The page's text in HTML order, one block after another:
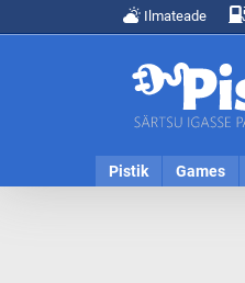
Ilmateade
Pistik Games